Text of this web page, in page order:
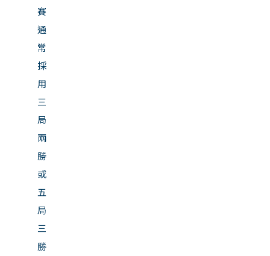
賽
通
常
採
用
三
局
兩
勝
或
五
局
三
勝